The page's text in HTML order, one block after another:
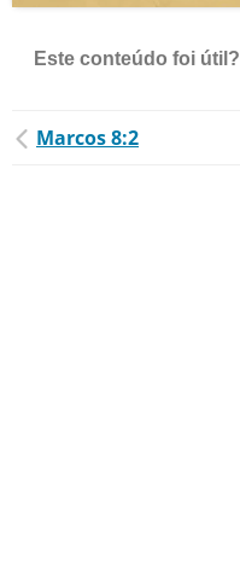
Este conteúdo foi útil?
Marcos 8:2